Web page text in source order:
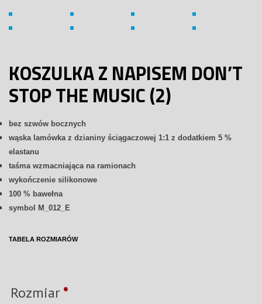
KOSZULKA Z NAPISEM DON’T
STOP THE MUSIC (2)
bez szwów bocznych
wąska lamówka z dzianiny ściągaczowej 1:1 z dodatkiem 5 %
elastanu
taśma wzmacniająca na ramionach
wykończenie silikonowe
100 % bawełna
symbol M_012_E
TABELA ROZMIARÓW
Rozmiar *